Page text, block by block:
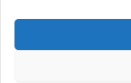
firmaron
a recuperar